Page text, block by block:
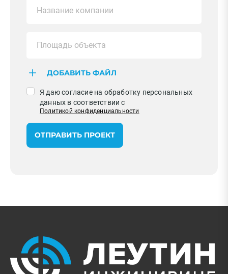
ДОБАВИТЬ ФАЙЛ
Я даю согласие на обработку персональных
данных в соответствии с
Политикой конфиденциальности
ОТПРАВИТЬ ПРОЕКТ